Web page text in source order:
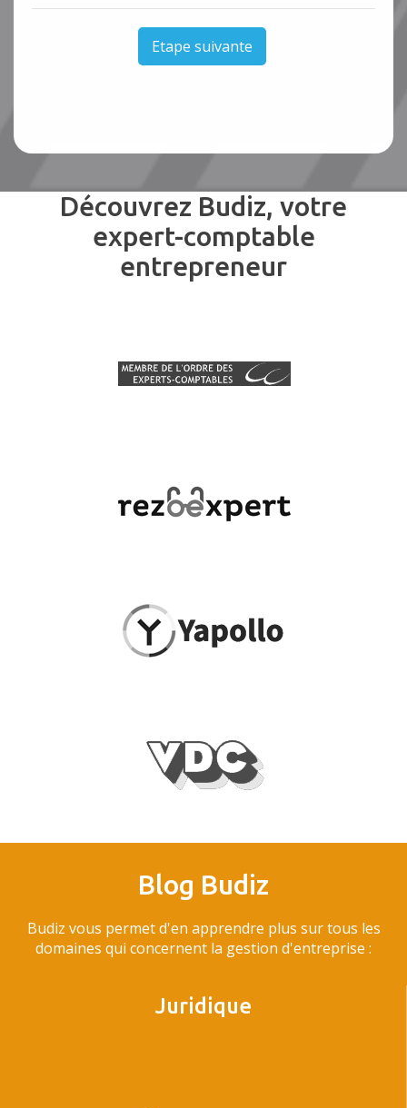
Etape suivante
Découvrez Budiz, votre
expert-comptable
entrepreneur
Blog Budiz
Budiz vous permet d'en apprendre plus sur tous les
domaines qui concernent la gestion d'entreprise :
Juridique